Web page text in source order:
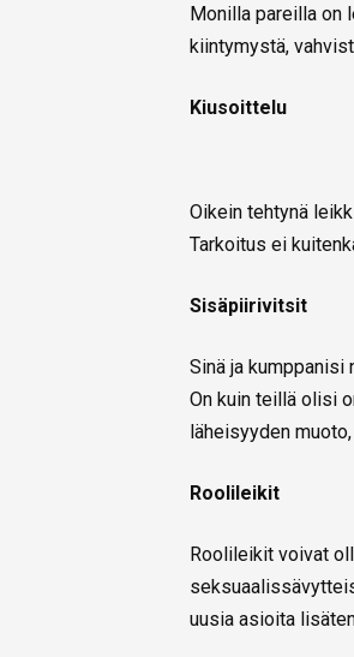
Monilla pareilla on
kiintymystä,
Kiusoittelu
Oikein tehtynä
Tarkoitus ei
Sisäpiirivitsit
Sinä ja
On kuin teillä olisi
läheisyyden
Roolileikit
Roolileikit voivat
uusia asioita